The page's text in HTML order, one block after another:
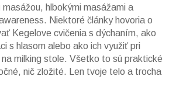
hlbokými masážami a
Niektoré články hovoria o
Kegelove cvičenia s dýchaním, ako
s hlasom alebo ako ich využiť pri
milking stole. Všetko to sú praktické
nič zložité. Len tvoje telo a trocha